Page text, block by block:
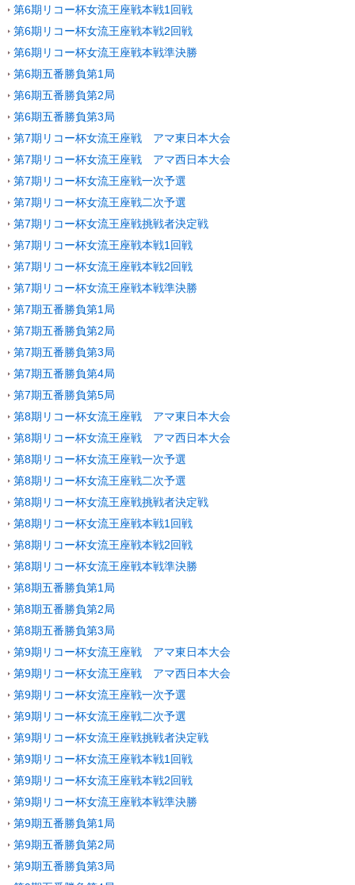
第6期リコー杯女流王座戦本戦1回戦
第6期リコー杯女流王座戦本戦2回戦
第6期リコー杯女流王座戦本戦準決勝
第6期五番勝負第1局
第6期五番勝負第2局
第6期五番勝負第3局
第7期リコー杯女流王座戦 アマ東日本大会
第7期リコー杯女流王座戦 アマ西日本大会
第7期リコー杯女流王座戦一次予選
第7期リコー杯女流王座戦二次予選
第7期リコー杯女流王座戦挑戦者決定戦
第7期リコー杯女流王座戦本戦1回戦
第7期リコー杯女流王座戦本戦2回戦
第7期リコー杯女流王座戦本戦準決勝
第7期五番勝負第1局
第7期五番勝負第2局
第7期五番勝負第3局
第7期五番勝負第4局
第7期五番勝負第5局
第8期リコー杯女流王座戦 アマ東日本大会
第8期リコー杯女流王座戦 アマ西日本大会
第8期リコー杯女流王座戦一次予選
第8期リコー杯女流王座戦二次予選
第8期リコー杯女流王座戦挑戦者決定戦
第8期リコー杯女流王座戦本戦1回戦
第8期リコー杯女流王座戦本戦2回戦
第8期リコー杯女流王座戦本戦準決勝
第8期五番勝負第1局
第8期五番勝負第2局
第8期五番勝負第3局
第9期リコー杯女流王座戦 アマ東日本大会
第9期リコー杯女流王座戦 アマ西日本大会
第9期リコー杯女流王座戦一次予選
第9期リコー杯女流王座戦二次予選
第9期リコー杯女流王座戦挑戦者決定戦
第9期リコー杯女流王座戦本戦1回戦
第9期リコー杯女流王座戦本戦2回戦
第9期リコー杯女流王座戦本戦準決勝
第9期五番勝負第1局
第9期五番勝負第2局
第9期五番勝負第3局